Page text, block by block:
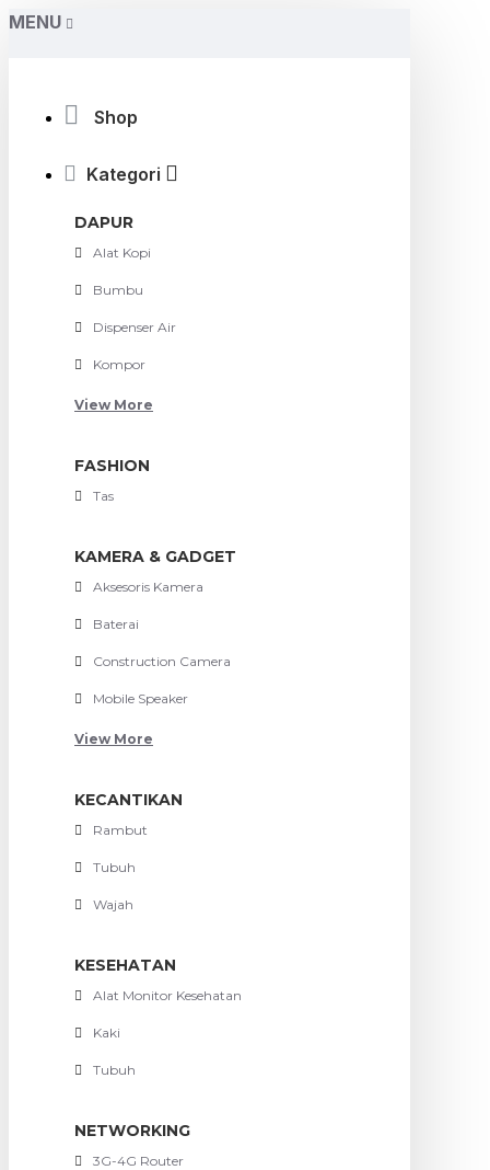
MENU
Shop
Kategori
DAPUR
Alat Kopi
Bumbu
Dispenser Air
Kompor
View More
FASHION
Tas
KAMERA & GADGET
Aksesoris Kamera
Baterai
Construction Camera
Mobile Speaker
View More
KECANTIKAN
Rambut
Tubuh
Wajah
KESEHATAN
Alat Monitor Kesehatan
Kaki
Tubuh
NETWORKING
3G-4G Router